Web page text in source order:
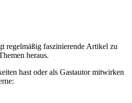
regelmäßig faszinierende Artikel zu
heraus.
hast oder als Gastautor mitwirken